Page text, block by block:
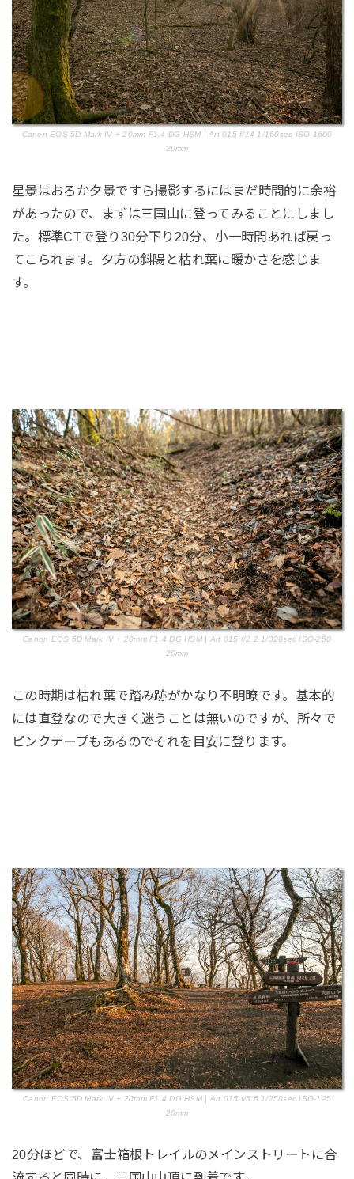
Canon EOS 5D Mark IV + 20mm F1.4 DG HSM | Art 015 f/14 1/160sec ISO-1600
20mm
星景はおろか夕景ですら撮影するにはまだ時間的に余裕
があったので、まずは三国山に登ってみることにしまし
た。標準CTで登り30分下り20分、小一時間あれば戻っ
てこられます。夕方の斜陽と枯れ葉に暖かさを感じま
す。
Canon EOS 5D Mark IV + 20mm F1.4 DG HSM | Art 015 f/2.2 1/320sec ISO-250
20mm
この時期は枯れ葉で踏み跡がかなり不明瞭です。基本的
には直登なので大きく迷うことは無いのですが、所々で
ピンクテープもあるのでそれを目安に登ります。
Canon EOS 5D Mark IV + 20mm F1.4 DG HSM | Art 015 f/5.6 1/250sec ISO-125
20mm
20分ほどで、富士箱根トレイルのメインストリートに合